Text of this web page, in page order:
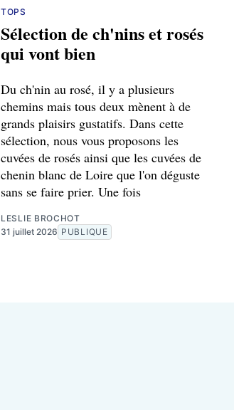
TOPS
Sélection de ch'nins et rosés
qui vont bien
Du ch'nin au rosé, il y a plusieurs
chemins mais tous deux mènent à de
grands plaisirs gustatifs. Dans cette
sélection, nous vous proposons les
cuvées de rosés ainsi que les cuvées de
chenin blanc de Loire que l'on déguste
sans se faire prier. Une fois
LESLIE BROCHOT
31 juillet 2026 PUBLIQUE